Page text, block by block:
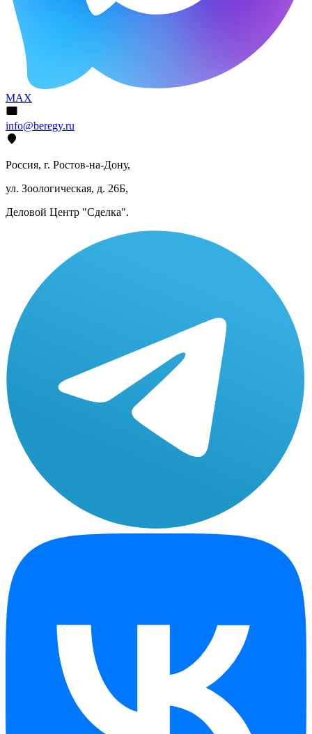
MAX
info@beregy.ru
Россия, г. Ростов-на-Дону,
ул. Зоологическая, д. 26Б,
Деловой Центр "Сделка".